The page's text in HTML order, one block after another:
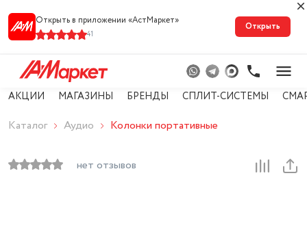
Открыть в приложении «АстМарке‪т‬»
41
Открыть
АКЦИИ МАГАЗИНЫ БРЕНДЫ СПЛИТ-СИСТЕМЫ
Каталог Аудио Колонки портативные
нет отзывов